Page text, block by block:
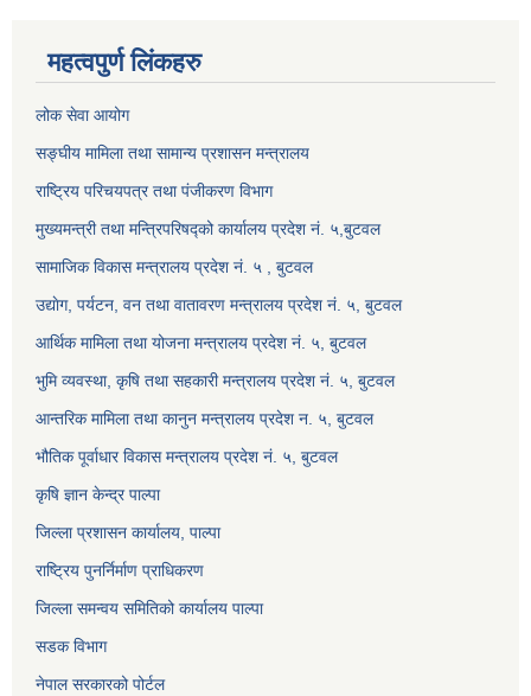
महत्वपुर्ण लिंकहरु
लोक सेवा आयोग
सङ्घीय मामिला तथा सामान्य प्रशासन मन्त्रालय
राष्ट्रिय परिचयपत्र तथा पंजीकरण विभाग
मुख्यमन्त्री तथा मन्त्रिपरिषद्को कार्यालय प्रदेश नं. ५,बुटवल
सामाजिक विकास मन्त्रालय प्रदेश नं. ५ , बुटवल
उद्याेग, पर्यटन, वन तथा वातावरण मन्त्रालय प्रदेश नं. ५, बुटवल
आर्थिक मामिला तथा योजना मन्त्रालय प्रदेश नं. ५, बुटवल
भुमि व्यवस्था, कृषि तथा सहकारी मन्त्रालय प्रदेश नं. ५, बुटवल
आन्तरिक मामिला तथा कानुन मन्त्रालय प्रदेश न. ५, बुटवल
भौतिक पूर्वाधार विकास मन्त्रालय प्रदेश नं. ५, बुटवल
कृषि ज्ञान केन्द्र पाल्पा
जिल्ला प्रशासन कार्यालय, पाल्पा
राष्ट्रिय पुनर्निर्माण प्राधिकरण
जिल्ला समन्वय समितिको कार्यालय पाल्पा
सडक विभाग
नेपाल सरकारको पोर्टल